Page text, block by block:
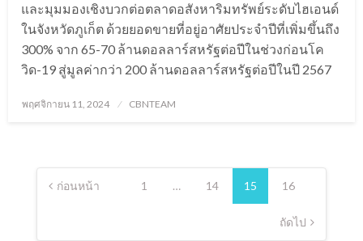
และมุมมองเชิงบวกต่อตลาดอสังหาริมทรัพย์ระดับไฮเอนด์
ในจังหวัดภูเก็ต ด้วยยอดขายที่อยู่อาศัยประจำปีที่เพิ่มขึ้นถึง
300% จาก 65-70 ล้านดอลลาร์สหรัฐต่อปีในช่วงก่อนโค
วิด-19 สู่มูลค่ากว่า 200 ล้านดอลลาร์สหรัฐต่อปีในปี 2567
Posted
พฤศจิกายน 11, 2024 CBNTEAM
Posts
pagination
ก่อนหน้า 1 … 14 15 16
ถัดไป